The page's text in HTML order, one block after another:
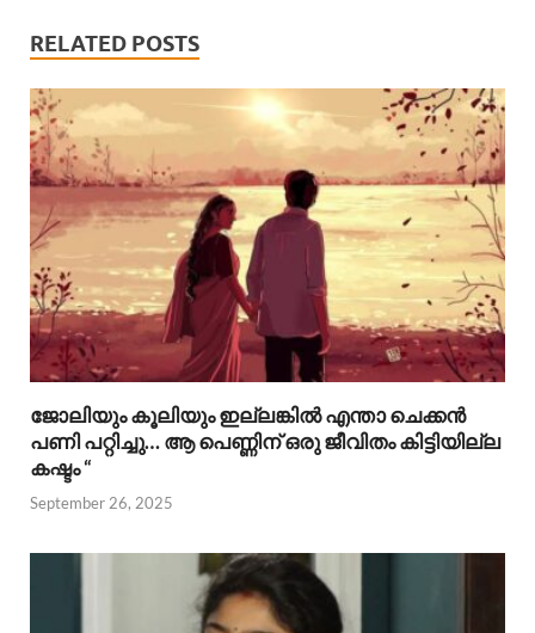
RELATED POSTS
ജോലിയും കൂലിയും ഇല്ലങ്കിൽ എന്താ ചെക്കൻ
പണി പറ്റിച്ചു… ആ പെണ്ണിന് ഒരു ജീവിതം കിട്ടിയില്ല
കഷ്ടം “
September 26, 2025